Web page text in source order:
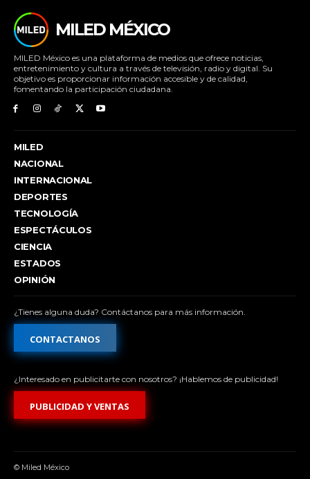
MILED MÉXICO
MILED México es una plataforma de medios que ofrece noticias,
entretenimiento y cultura a través de televisión, radio y digital. Su
objetivo es proporcionar información accesible y de calidad,
fomentando la participación ciudadana.
MILED
NACIONAL
INTERNACIONAL
DEPORTES
TECNOLOGÍA
ESPECTÁCULOS
CIENCIA
ESTADOS
OPINIÓN
¿Tienes alguna duda? Contáctanos para más información.
CONTACTANOS
¿Interesado en publicitarte con nosotros? ¡Hablemos de publicidad!
PUBLICIDAD Y VENTAS
© Miled México